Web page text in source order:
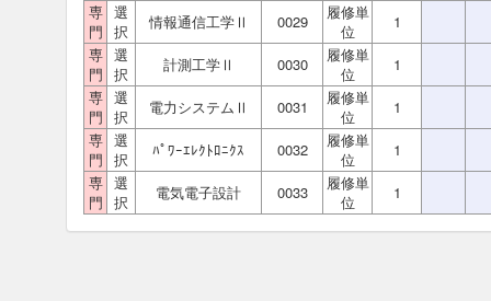
専
門
選
択
情報通信工学Ⅱ 0029
履修単
位
1
専
門
選
択
計測工学Ⅱ 0030
履修単
位
1
専
門
選
択
電力システムⅡ 0031
履修単
位
1
専
門
選
択
ﾊﾟﾜｰｴﾚｸﾄﾛﾆｸｽ 0032
履修単
位
1
専
門
選
択
電気電子設計 0033
履修単
位
1